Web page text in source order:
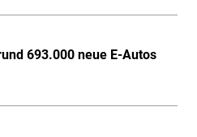
693.000 neue E-Autos